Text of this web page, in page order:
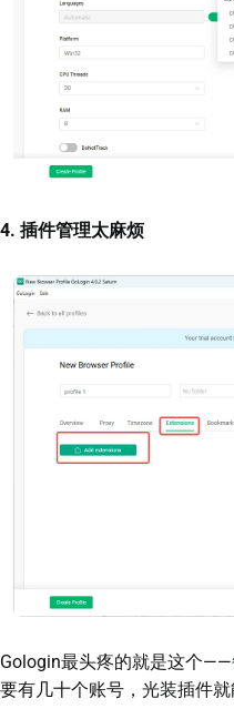
4. 插件管理太麻烦
Gologin最头疼的就是这个
要有几十个账号，光装插件就